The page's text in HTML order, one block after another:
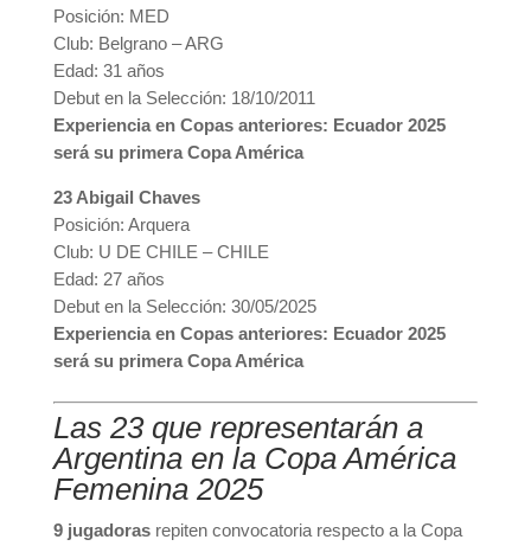
Posición: MED
Club: Belgrano – ARG
Edad: 31 años
Debut en la Selección: 18/10/2011
Experiencia en Copas anteriores: Ecuador 2025
será su primera Copa América
23 Abigail Chaves
Posición: Arquera
Club: U DE CHILE – CHILE
Edad: 27 años
Debut en la Selección: 30/05/2025
Experiencia en Copas anteriores: Ecuador 2025
será su primera Copa América
Las 23 que representarán a
Argentina en la Copa América
Femenina 2025
9 jugadorasrepiten convocatoria respecto a la Copa